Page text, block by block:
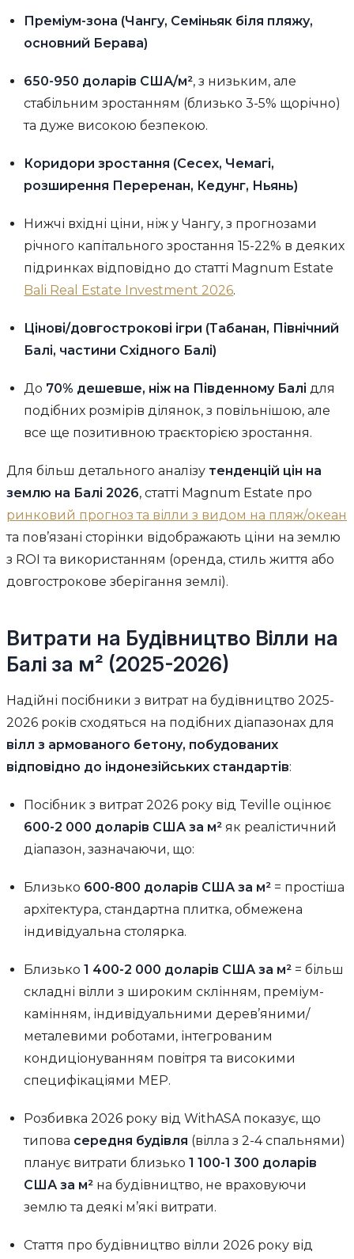
Преміум-зона (Чангу, Семіньяк біля пляжу,
основний Берава)
650-950 доларів США/м², з низьким, але
стабільним зростанням (близько 3-5% щорічно)
та дуже високою безпекою.
Коридори зростання (Сесех, Чемагі,
розширення Переренан, Кедунг, Ньянь)
Нижчі вхідні ціни, ніж у Чангу, з прогнозами
річного капітального зростання 15-22% в деяких
підринках відповідно до статті Magnum Estate
Bali Real Estate Investment 2026.
Цінові/довгострокові ігри (Табанан, Північний
Балі, частини Східного Балі)
До 70% дешевше, ніж на Південному Балі для
подібних розмірів ділянок, з повільнішою, але
все ще позитивною траєкторією зростання.
Для більш детального аналізу тенденцій цін на
землю на Балі 2026, статті Magnum Estate про
ринковий прогноз та вілли з видом на пляж/океан
та пов’язані сторінки відображають ціни на землю
з ROI та використанням (оренда, стиль життя або
довгострокове зберігання землі).
Витрати на Будівництво Вілли на
Балі за м² (2025-2026)
Надійні посібники з витрат на будівництво 2025-
2026 років сходяться на подібних діапазонах для
вілл з армованого бетону, побудованих
відповідно до індонезійських стандартів:
Посібник з витрат 2026 року від Teville оцінює
600-2 000 доларів США за м² як реалістичний
діапазон, зазначаючи, що:
Близько 600-800 доларів США за м² = простіша
архітектура, стандартна плитка, обмежена
індивідуальна столярка.
Близько1 400-2 000 доларів США за м² = більш
складні вілли з широким склінням, преміум-
камінням, індивідуальними дерев’яними/
металевими роботами, інтегрованим
кондиціонуванням повітря та високими
специфікаціями MEP.
Розбивка 2026 року від WithASA показує, що
типова середня будівля (вілла з 2-4 спальнями)
планує витрати близько1 100-1 300 доларів
США за м² на будівництво, не враховуючи
землю та деякі м’які витрати.
Стаття про будівництво вілли 2026 року від